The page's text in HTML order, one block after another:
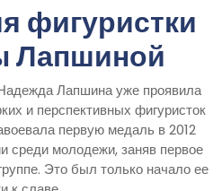
фигуристки
Лапшиной
Лапшина уже проявила
и перспективных фигуристок
первую медаль в 2012
среди молодежи, заняв первое
Это был только начало ее